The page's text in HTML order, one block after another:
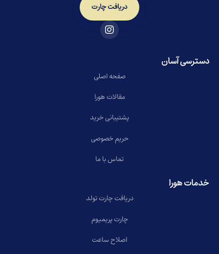
دریافت چارت
دسترسی آسان
صفحه اصلی
مقالات هورا
پشتیبانی خرید
حریم خصوصی
تماس با ما
خدمات هورا
دریافت چارت تولد
چارت پریمیوم
اصلاح ساعت